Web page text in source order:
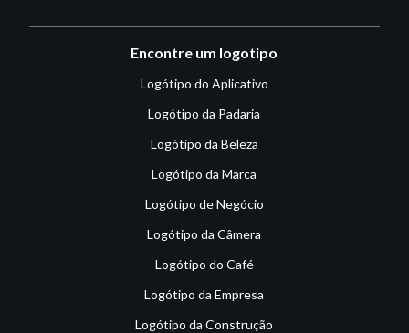
Encontre um logotipo
Logótipo do Aplicativo
Logótipo da Padaria
Logótipo da Beleza
Logótipo da Marca
Logótipo de Negócio
Logótipo da Câmera
Logótipo do Café
Logótipo da Empresa
Logótipo da Construção